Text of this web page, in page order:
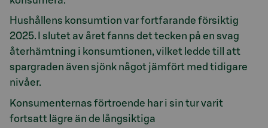
Hushållens konsumtion var fortfarande försiktig
2025. I slutet av året fanns det tecken på en svag
återhämtning i konsumtionen, vilket ledde till att
spargraden även sjönk något jämfört med tidigare
nivåer.
Konsumenternas förtroende har i sin tur varit
fortsatt lägre än de långsiktiga